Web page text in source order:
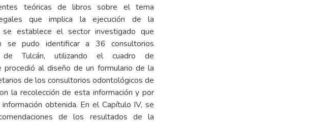
teóricas de libros sobre el tema
que implica la ejecución de la
establece el sector investigado que
se pudo identificar a 36 consultorios
Tulcán, utilizando el cuadro de
procedió al diseño de un formulario de la
de los consultorios odontológicos de
la recolección de esta información y por
obtenida. En el Capítulo IV, se
de los resultados de la